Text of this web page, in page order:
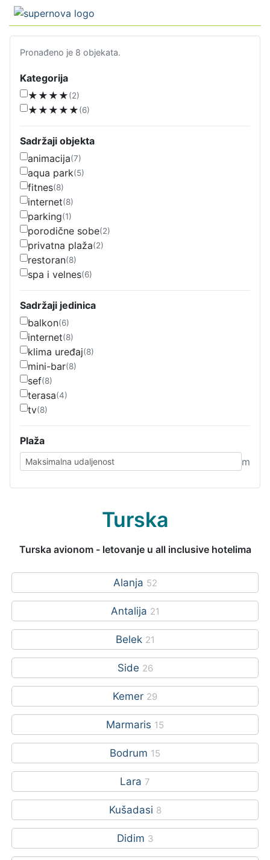
Turska
Turska avionom - letovanje u all inclusive hotelima
Alanja52
Antalija21
Belek21
Side26
Kemer29
Marmaris15
Bodrum15
Lara7
Kušadasi8
Didim3
Pronađeno je 8 objekata.
Kategorija
★★★★(2)
★★★★★(6)
Sadržaji objekta
animacija(7)
aqua park(5)
fitnes(8)
internet(8)
parking(1)
porodične sobe(2)
privatna plaža(2)
restoran(8)
spa i velnes(6)
Sadržaji jedinica
balkon(6)
internet(8)
klima uređaj(8)
mini-bar(8)
sef(8)
terasa(4)
tv(8)
Plaža
m